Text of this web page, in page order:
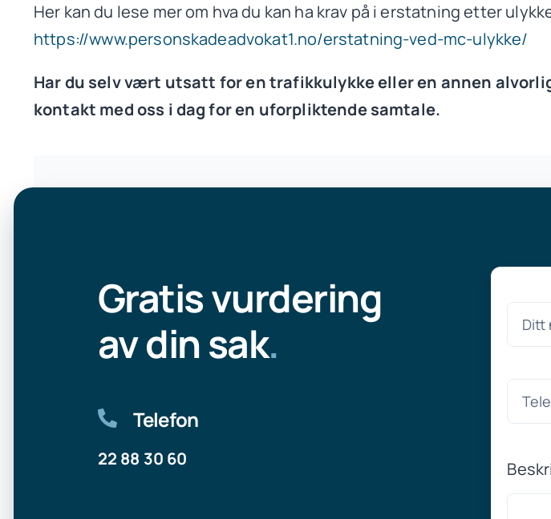
Her kan du lese mer om hva du kan ha krav på i erstatning etter
https://www.personskadeadvokat1.no/erstatning-ved-mc-ulykke/
Har du selv vært utsatt for en trafikkulykke eller en annen
kontakt med oss i dag for en uforpliktende samtale.
Gratis vurdering
av din sak.
Telefon
22 88 30 60